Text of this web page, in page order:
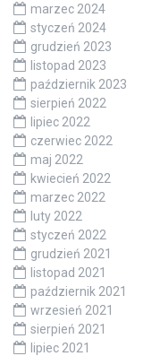
marzec 2024
styczeń 2024
grudzień 2023
listopad 2023
październik 2023
sierpień 2022
lipiec 2022
czerwiec 2022
maj 2022
kwiecień 2022
marzec 2022
luty 2022
styczeń 2022
grudzień 2021
listopad 2021
październik 2021
wrzesień 2021
sierpień 2021
lipiec 2021